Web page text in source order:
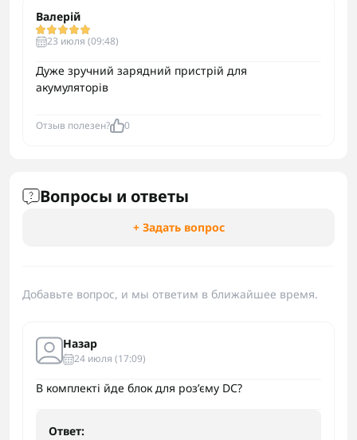
Валерій
23 июля (09:48)
Дуже зручний зарядний пристрій для
акумуляторів
Отзыв полезен? 0
Вопросы и ответы
+ Задать вопрос
Добавьте вопрос, и мы ответим в ближайшее время.
Назар
24 июля (17:09)
В комплекті йде блок для розʼєму DC?
Ответ: